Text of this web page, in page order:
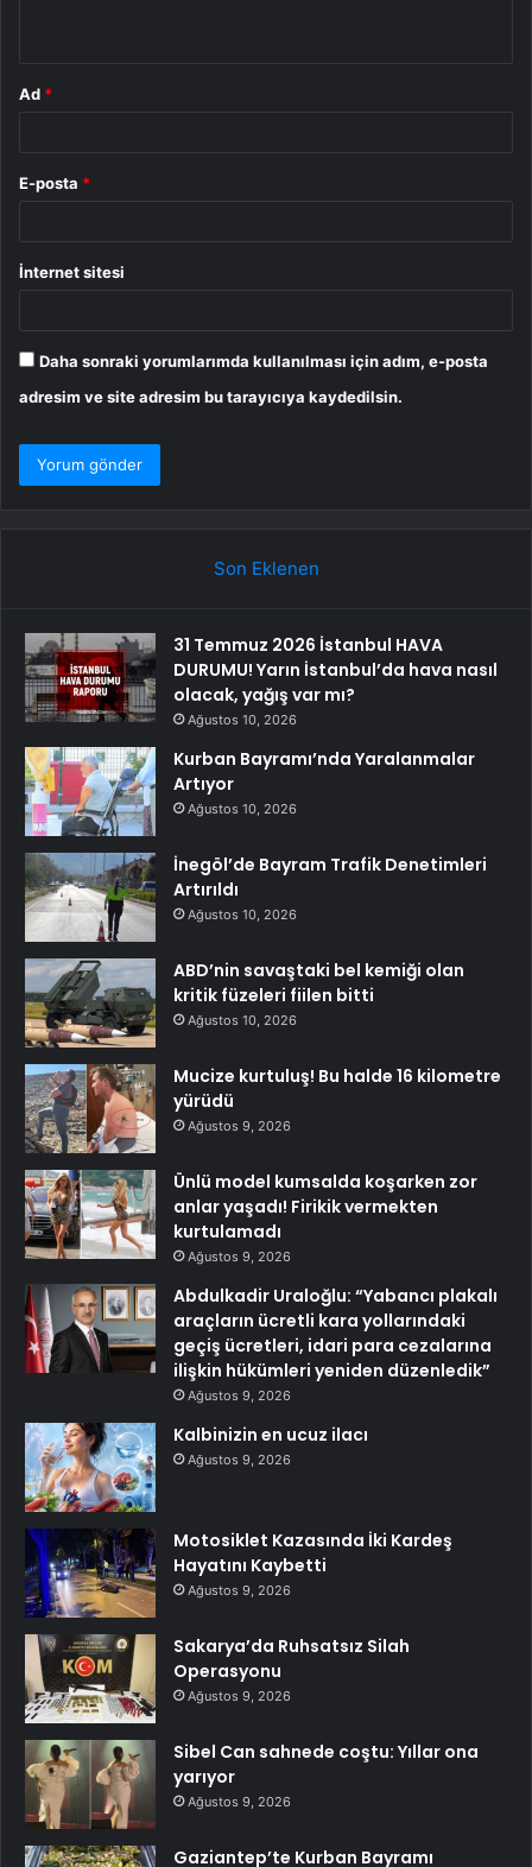
Ad *
E-posta *
İnternet sitesi
Daha sonraki yorumlarımda kullanılması için adım, e-posta
adresim ve site adresim bu tarayıcıya kaydedilsin.
Son Eklenen
31 Temmuz 2026 İstanbul HAVA
DURUMU! Yarın İstanbul’da hava nasıl
olacak, yağış var mı?
Ağustos 10, 2026
Kurban Bayramı’nda Yaralanmalar
Artıyor
Ağustos 10, 2026
İnegöl’de Bayram Trafik Denetimleri
Artırıldı
Ağustos 10, 2026
ABD’nin savaştaki bel kemiği olan
kritik füzeleri fiilen bitti
Ağustos 10, 2026
Mucize kurtuluş! Bu halde 16 kilometre
yürüdü
Ağustos 9, 2026
Ünlü model kumsalda koşarken zor
anlar yaşadı! Firikik vermekten
kurtulamadı
Ağustos 9, 2026
Abdulkadir Uraloğlu: “Yabancı plakalı
araçların ücretli kara yollarındaki
geçiş ücretleri, idari para cezalarına
ilişkin hükümleri yeniden düzenledik”
Ağustos 9, 2026
Kalbinizin en ucuz ilacı
Ağustos 9, 2026
Motosiklet Kazasında İki Kardeş
Hayatını Kaybetti
Ağustos 9, 2026
Sakarya’da Ruhsatsız Silah
Operasyonu
Ağustos 9, 2026
Sibel Can sahnede coştu: Yıllar ona
yarıyor
Ağustos 9, 2026
Gaziantep’te Kurban Bayramı